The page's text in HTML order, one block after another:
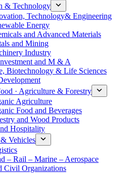
& Technology
Technology& Engineering
Energy
and Advanced Materials
and Mining
Industry
and M & A
Biotechnology & Life Sciences
· Agriculture & Forestry
Agriculture
Food and Beverages
and Wood Products
Hospitality
Vehicles
– Rail – Marine – Aerospace
Civil Organizations